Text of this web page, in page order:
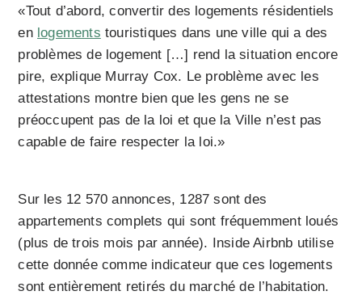
«Tout d’abord, convertir des logements résidentiels
en logements touristiques dans une ville qui a des
problèmes de logement […] rend la situation encore
pire, explique Murray Cox. Le problème avec les
attestations montre bien que les gens ne se
préoccupent pas de la loi et que la Ville n’est pas
capable de faire respecter la loi.»
Sur les 12 570 annonces, 1287 sont des
appartements complets qui sont fréquemment loués
(plus de trois mois par année). Inside Airbnb utilise
cette donnée comme indicateur que ces logements
sont entièrement retirés du marché de l’habitation.